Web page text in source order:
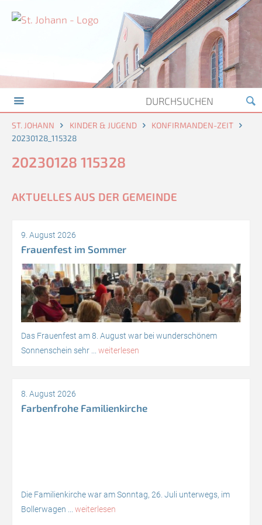
ST. JOHANN KINDER & JUGEND
KONFIRMANDEN-ZEIT
20230128_115328
20230128 115328
AKTUELLES AUS DER GEMEINDE
9. August 2026
Frauenfest im Sommer
Das Frauenfest am 8. August war bei wunderschönem
Sonnenschein sehr ... weiterlesen
8. August 2026
Farbenfrohe Familienkirche
Die Familienkirche war am Sonntag, 26. Juli unterwegs, im
Bollerwagen ... weiterlesen